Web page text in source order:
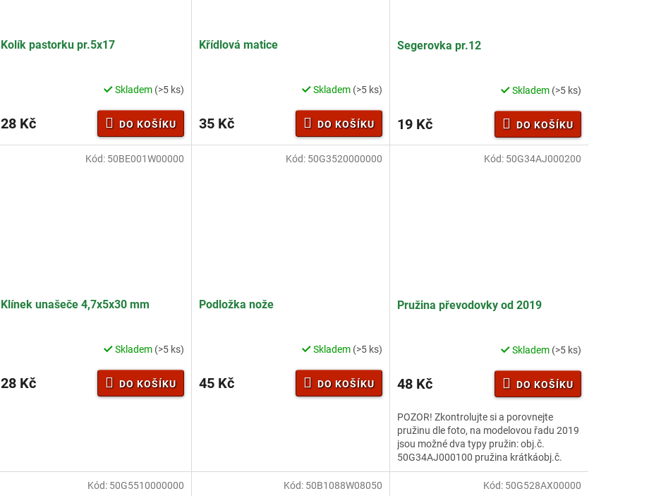
Kolík pastorku pr.5x17
Skladem (>5 ks)
28 Kč DO KOŠÍKU
Křídlová matice
produktu
je
4,7
Skladem (>5 ks)
35 Kč DO KOŠÍKU
Segerovka pr.12
Skladem (>5 ks)
19 Kč DO KOŠÍKU
Klínek unašeče 4,7x5x30 mm
Skladem (>5 ks)
28 Kč DO KOŠÍKU
Kód: 50BE001W00000
Podložka nože
Skladem (>5 ks)
45 Kč DO KOŠÍKU
Kód: 50G3520000000
Pružina převodovky od 2019
Skladem (>5 ks)
48 Kč DO KOŠÍKU
POZOR! Zkontrolujte si a porovnejte
pružinu dle foto, na modelovou řadu 2019
jsou možné dva typy pružin: obj.č.
50G34AJ000100 pružina krátkáobj.č.
50G34AJ000200 pružina dlouhá
Kód: 50G34AJ000200
Kód: 50G5510000000 Kód: 50B1088W08050 Kód: 50G528AX00000